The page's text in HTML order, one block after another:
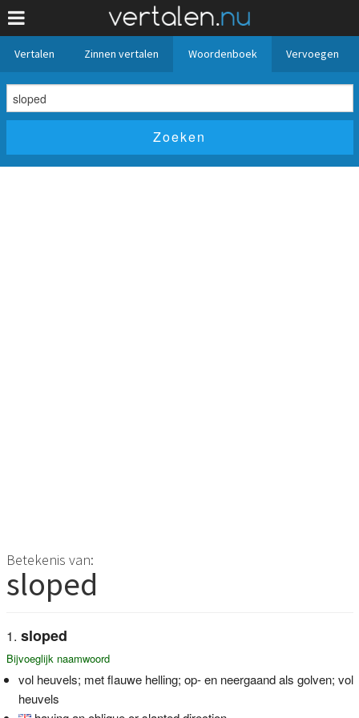
Vertalen Zinnen vertalen Woordenboek Vervoegen
Betekenis van:
sloped
sloped
Bijvoeglijk naamwoord
vol heuvels; met flauwe helling; op- en neergaand als golven; vol
heuvels